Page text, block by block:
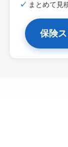
✓ まとめて見
保険